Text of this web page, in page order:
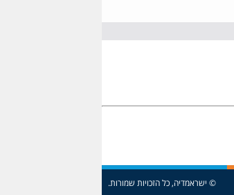
© ישראמדיה, כל הזכויות שמורות.